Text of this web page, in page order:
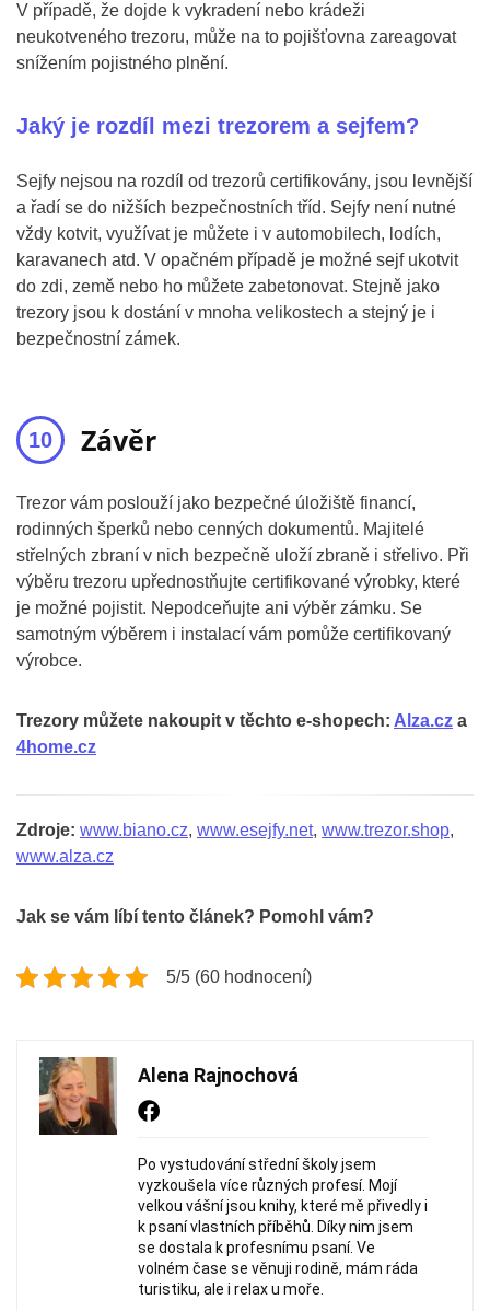
V případě, že dojde k vykradení nebo krádeži
neukotveného trezoru, může na to pojišťovna zareagovat
snížením pojistného plnění.
Jaký je rozdíl mezi trezorem a sejfem?
Sejfy nejsou na rozdíl od trezorů certifikovány, jsou levnější
a řadí se do nižších bezpečnostních tříd. Sejfy není nutné
vždy kotvit, využívat je můžete i v automobilech, lodích,
karavanech atd. V opačném případě je možné sejf ukotvit
do zdi, země nebo ho můžete zabetonovat. Stejně jako
trezory jsou k dostání v mnoha velikostech a stejný je i
bezpečnostní zámek.
Závěr
Trezor vám poslouží jako bezpečné úložiště financí,
rodinných šperků nebo cenných dokumentů. Majitelé
střelných zbraní v nich bezpečně uloží zbraně i střelivo. Při
výběru trezoru upřednostňujte certifikované výrobky, které
je možné pojistit. Nepodceňujte ani výběr zámku. Se
samotným výběrem i instalací vám pomůže certifikovaný
výrobce.
Trezory můžete nakoupit v těchto e-shopech: Alza.cz a
4home.cz
Zdroje: www.biano.cz, www.esejfy.net, www.trezor.shop,
www.alza.cz
Jak se vám líbí tento článek? Pomohl vám?
5/5 (60 hodnocení)
Alena Rajnochová
Po vystudování střední školy jsem
vyzkoušela více různých profesí. Mojí
velkou vášní jsou knihy, které mě přivedly i
k psaní vlastních příběhů. Díky nim jsem
se dostala k profesnímu psaní. Ve
volném čase se věnuji rodině, mám ráda
turistiku, ale i relax u moře.